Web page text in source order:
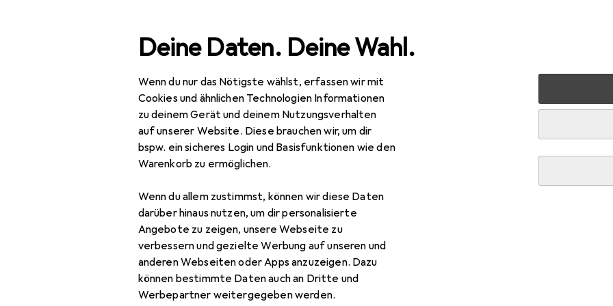
Deine Daten. Deine Wahl.
Wenn du nur das Nötigste wählst, erfassen wir mit
Cookies und ähnlichen Technologien Informationen
zu deinem Gerät und deinem Nutzungsverhalten
auf unserer Website. Diese brauchen wir, um dir
bspw. ein sicheres Login und Basisfunktionen wie den
Warenkorb zu ermöglichen.
Wenn du allem zustimmst, können wir diese Daten
darüber hinaus nutzen, um dir personalisierte
Angebote zu zeigen, unsere Webseite zu
verbessern und gezielte Werbung auf unseren und
anderen Webseiten oder Apps anzuzeigen. Dazu
können bestimmte Daten auch an Dritte und
Werbepartner weitergegeben werden.
Navigation nach Kategorien
Badezimmeraufbewahrung
Gesamtsortiment Wohnen Aufbewahrung + Ordnung